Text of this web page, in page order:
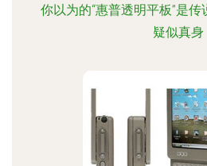
你以为的“惠普透明平板”是
疑似真身